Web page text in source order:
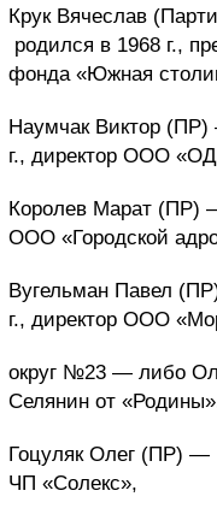
Крук Вячеслав
родился в 1968 г.,
фонда «Южная
Наумчак Виктор
г., директор ООО
Королев Марат (ПР)
ООО «Городской
Вугельман Павел
г., директор ООО
округ №23 — либо
Селянин от
Гоцуляк Олег (ПР) —
ЧП «Солекс»,